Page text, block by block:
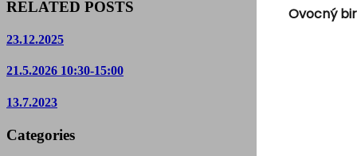
RELATED POSTS
23.12.2025
21.5.2026 10:30-15:00
13.7.2023
Categories
Ovocný